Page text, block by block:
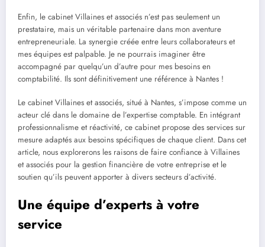
Enfin, le cabinet Villaines et associés n’est pas seulement un
prestataire, mais un véritable partenaire dans mon aventure
entrepreneuriale. La synergie créée entre leurs collaborateurs et
mes équipes est palpable. Je ne pourrais imaginer être
accompagné par quelqu’un d’autre pour mes besoins en
comptabilité. Ils sont définitivement une référence à Nantes !
Le cabinet Villaines et associés, situé à Nantes, s’impose comme un
acteur clé dans le domaine de l’expertise comptable. En intégrant
professionnalisme et réactivité, ce cabinet propose des services sur
mesure adaptés aux besoins spécifiques de chaque client. Dans cet
article, nous explorerons les raisons de faire confiance à Villaines
et associés pour la gestion financière de votre entreprise et le
soutien qu’ils peuvent apporter à divers secteurs d’activité.
Une équipe d’experts à votre
service